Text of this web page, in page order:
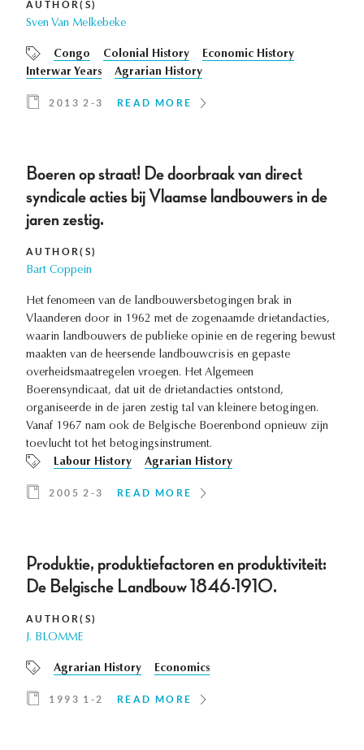
AUTHOR(S)
Sven Van Melkebeke
Congo Colonial History
Economic History
Interwar Years
Agrarian History
2013 2-3 READ MORE
Boeren op straat! De doorbraak van direct
syndicale acties bij Vlaamse landbouwers in de
jaren zestig.
AUTHOR(S)
Bart Coppein
Het fenomeen van de landbouwersbetogingen brak in
Vlaanderen door in 1962 met de zogenaamde drietandacties,
waarin landbouwers de publieke opinie en de regering bewust
maakten van de heersende landbouwcrisis en gepaste
overheidsmaatregelen vroegen. Het Algemeen
Boerensyndicaat, dat uit de drietandacties ontstond,
organiseerde in de jaren zestig tal van kleinere betogingen.
Vanaf 1967 nam ook de Belgische Boerenbond opnieuw zijn
toevlucht tot het betogingsinstrument.
Labour History
Agrarian History
2005 2-3 READ MORE
Produktie, produktiefactoren en produktiviteit:
De Belgische Landbouw 1846-1910.
AUTHOR(S)
J. BLOMME
Agrarian History Economics
1993 1-2 READ MORE